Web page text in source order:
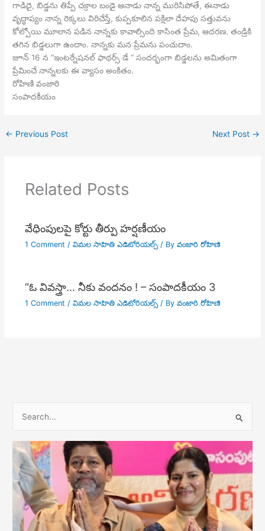
గాడిదై, బిడ్డను తిప్పే చక్రాల బండై ఆనాడు నాన్న మురిసిపోతే, ఈనాడు
వృద్ధాప్యం నాన్న రెక్కలు విరిచేస్తే, కుప్పకూలిన పక్షిలా దేహపు సత్తువను
కోల్పోయి మూలాన పడిన నాన్నకు కావాల్సింది కాసింత ప్రేమ, ఆదరణ. తండ్రికి
తగిన బిడ్డలుగా ఉందాం. నాన్నకు మన ప్రేమను పంచుదాం.
జూన్ 16 న “ఇంటర్నేషనల్ ఫాథర్స్ డే ” సందర్భంగా బిడ్డలను అమితంగా
ప్రేమించే నాన్నలకు ఈ వ్యాసం అంకితం.
రోహిణి వంజారి
సంపాదకీయం
← Previous Post Next Post →
Related Posts
వేధింపులపై కోర్టు తీర్పు హర్షణీయం
1 Comment / విమల సాహితి ఎడిటోరియల్స్/ By వంజారి రోహిణి
“ఓ వివస్త్రా… నీకు వందనం ! – సంపాదకీయం 3
1 Comment / విమల సాహితి ఎడిటోరియల్స్/ By వంజారి రోహిణి
a
h